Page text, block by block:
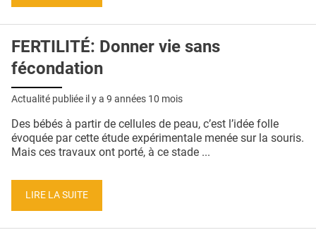
FERTILITÉ: Donner vie sans
fécondation
Actualité publiée il y a 9 années 10 mois
Des bébés à partir de cellules de peau, c’est l’idée folle
évoquée par cette étude expérimentale menée sur la souris.
Mais ces travaux ont porté, à ce stade ...
LIRE LA SUITE